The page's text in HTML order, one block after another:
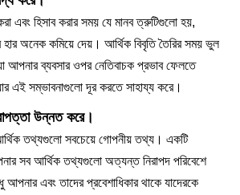
এবং হিসাব করার সময় যে মানব ত্রুটিগুলো হয়,
হার অনেক কমিয়ে দেয়। আর্থিক বিবৃতি তৈরির সময় ভুল
আপনার ব্যবসার ওপর নেতিবাচক প্রভাব ফেলতে
এই সম্ভাবনাগুলো দূর করতে সাহায্য করে।
উন্নত করে।
তথ্যগুলো সবচেয়ে গোপনীয় তথ্য। একটি
সব আর্থিক তথ্যগুলো অত্যন্ত নিরাপদ পরিবেশে
এবং তাদের প্রবেশাধিকার থাকে যাদেরকে